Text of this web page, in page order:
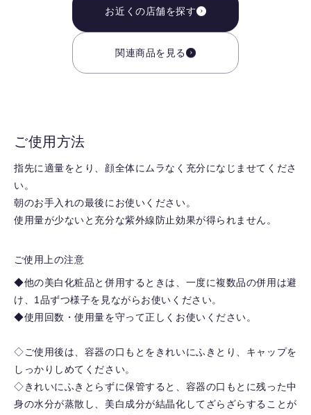
お近くの店舗を探す
関連商品を見る
ご使用方法
指先に適量をとり、顔全体にムラなく充分になじませてくださ
い。
朝のお手入れの最後にお使いください。
使用量が少ないと充分な紫外線防止効果が得られません。
ご使用上の注意
◆他の美白化粧品と併用するときは、一度に複数品の併用は避
け、1品ずつ様子を見ながらお使いください。
◆使用回数・使用量を守って正しくお使いください。
◇ご使用後は、容器の口もとをきれいにふきとり、キャップを
しっかりしめてください。
◇きれいにふきとらずに保管すると、容器の口もとに残った中
身の水分が蒸散し、美白成分が結晶化してざらざらすることが